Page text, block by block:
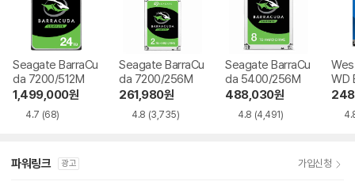
Seagate BarraCu
da 7200/512M
1,499,000원
4.7 (68)
Seagate BarraCu
da 7200/256M
261,980원
4.8 (3,735)
Seagate BarraCu
da 5400/256M
488,030원
4.8 (4,491)
WD
56M
파워링크 광고 가입신청